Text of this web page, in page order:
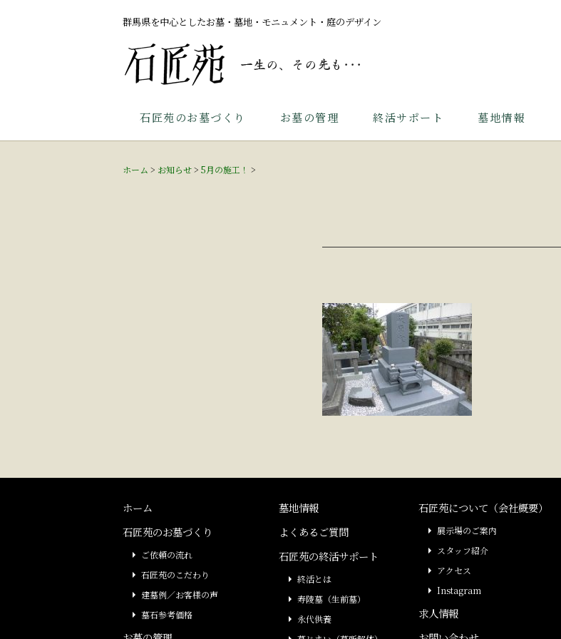
群馬県を中心としたお墓・墓地・モニュメント・庭のデザイン
石匠苑のお墓づくり お墓の管理 終活サポート 墓地情報
ホーム > お知らせ> 5月の施工！ >
ホーム
石匠苑のお墓づくり
ご依頼の流れ
石匠苑のこだわり
建墓例／お客様の声
墓石参考価格
墓地情報
よくあるご質問
石匠苑の終活サポート
終活とは
寿陵墓（生前墓）
永代供養
石匠苑について（会社概要）
展示場のご案内
スタッフ紹介
アクセス
Instagram
求人情報